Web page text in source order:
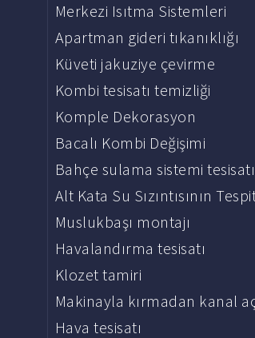
Merkezi Isıtma Sistemleri
Apartman gideri tıkanıklığı
Küveti jakuziye çevirme
Kombi tesisatı temizliği
Komple Dekorasyon
Bacalı Kombi Değişimi
Bahçe sulama sistemi tesisatı
Alt Kata Su Sızıntısının
Muslukbaşı montajı
Havalandırma tesisatı
Klozet tamiri
Makinayla kırmadan kanal
Hava tesisatı